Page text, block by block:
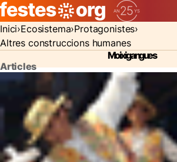
Inici Ecosistema Protagonistes
Altres construccions humanes
Moixigangues
Articles